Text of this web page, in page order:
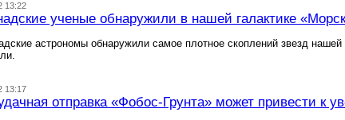
13:22
ученые обнаружили в нашей галактике
астрономы обнаружили самое плотное скоплений звезд
13:17
отправка «Фобос-Грунта» может привести к